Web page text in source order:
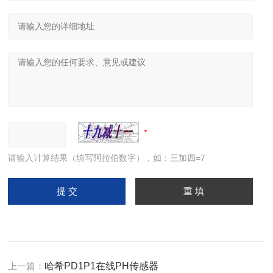
请输入计算结果（填写阿拉伯数字），如：三加四=7
上一篇： 哈希PD1P1在线PH传感器